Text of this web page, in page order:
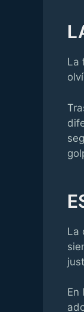
La
La
En